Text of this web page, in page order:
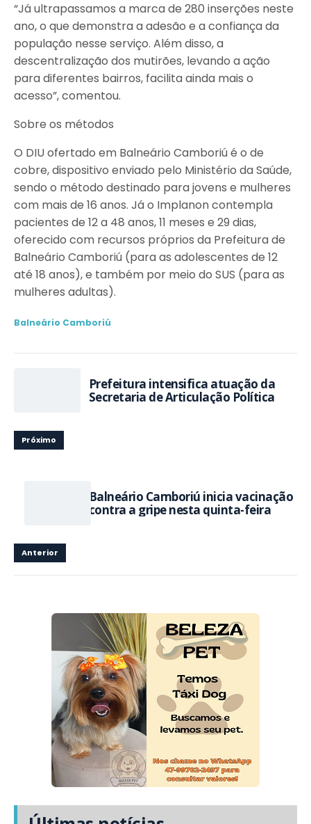
“Já ultrapassamos a marca de 280 inserções neste
ano, o que demonstra a adesão e a confiança da
população nesse serviço. Além disso, a
descentralização dos mutirões, levando a ação
para diferentes bairros, facilita ainda mais o
acesso”, comentou.
Sobre os métodos
O DIU ofertado em Balneário Camboriú é o de
cobre, dispositivo enviado pelo Ministério da Saúde,
sendo o método destinado para jovens e mulheres
com mais de 16 anos. Já o Implanon contempla
pacientes de 12 a 48 anos, 11 meses e 29 dias,
oferecido com recursos próprios da Prefeitura de
Balneário Camboriú (para as adolescentes de 12
até 18 anos), e também por meio do SUS (para as
mulheres adultas).
Balneário Camboriú
Prefeitura intensifica atuação da
Secretaria de Articulação Política
Próximo
Balneário Camboriú inicia vacinação
contra a gripe nesta quinta-feira
Anterior